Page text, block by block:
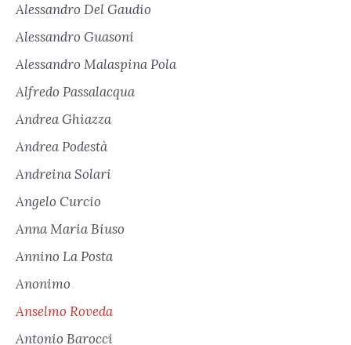
Alessandro Del Gaudio
Alessandro Guasoni
Alessandro Malaspina Pola
Alfredo Passalacqua
Andrea Ghiazza
Andrea Podestà
Andreina Solari
Angelo Curcio
Anna Maria Biuso
Annino La Posta
Anonimo
Anselmo Roveda
Antonio Barocci